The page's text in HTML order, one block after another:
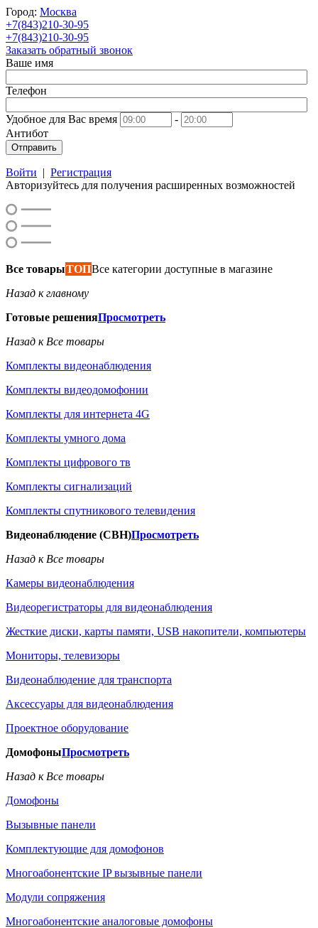
Город: Москва
+7(843)210-30-95
+7(843)210-30-95
Заказать обратный звонок
Ваше имя
Телефон
Удобное для Вас время
-
Антибот
Отправить
Войти | Регистрация
Авторизуйтесь для получения расширенных возможностей
Все товарыТОПВсе категории доступные в магазине
Назад к главному
Готовые решенияПросмотреть
Назад к Все товары
Комплекты видеонаблюдения
Комплекты видеодомофонии
Комплекты для интернета 4G
Комплекты умного дома
Комплекты цифрового тв
Комплекты сигнализаций
Комплекты спутникового телевидения
Видеонаблюдение (СВН)Просмотреть
Назад к Все товары
Камеры видеонаблюдения
Видеорегистраторы для видеонаблюдения
Жесткие диски, карты памяти, USB накопители, компьютеры
Мониторы, телевизоры
Видеонаблюдение для транспорта
Аксессуары для видеонаблюдения
Проектное оборудование
ДомофоныПросмотреть
Назад к Все товары
Домофоны
Вызывные панели
Комплектующие для домофонов
Многоабонентские IP вызывные панели
Модули сопряжения
Многоабонентские аналоговые домофоны